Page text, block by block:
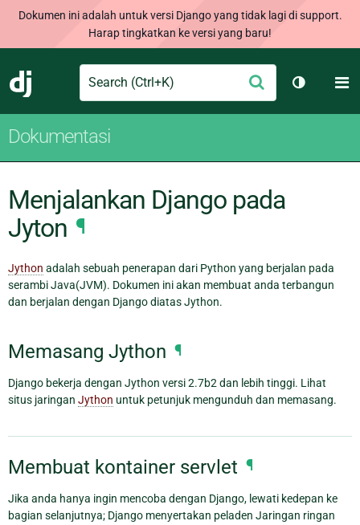
Dokumen ini adalah untuk versi Django yang tidak lagi di support.
Harap tingkatkan ke versi yang baru!
Django
Search Ajukan
Ganti
Dokumentasi
Menjalankan Django pada
Jyton ¶
Jython adalah sebuah penerapan dari Python yang berjalan pada
serambi Java(JVM). Dokumen ini akan membuat anda terbangun
dan berjalan dengan Django diatas Jython.
Memasang Jython ¶
Django bekerja dengan Jython versi 2.7b2 dan lebih tinggi. Lihat
situs jaringan Jython untuk petunjuk mengunduh dan memasang.
Membuat kontainer servlet ¶
Jika anda hanya ingin mencoba dengan Django, lewati kedepan ke
bagian selanjutnya; Django menyertakan peladen Jaringan ringan